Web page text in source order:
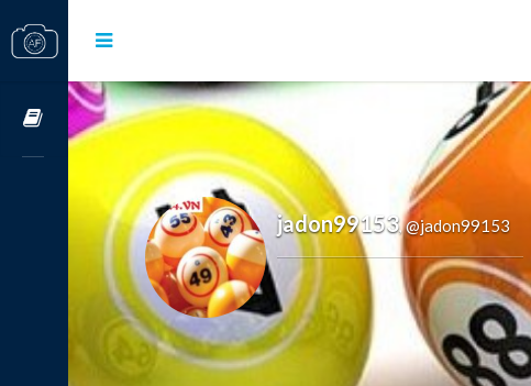
Cursos OnLine
jadon99153,@jadon99153